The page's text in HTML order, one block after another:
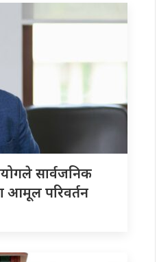
सार्वजनिक
आमूल परिवर्तन